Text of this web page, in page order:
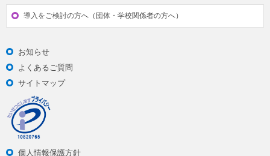
導入をご検討の方へ（団体・学校関係者の方へ）
お知らせ
よくあるご質問
サイトマップ
個人情報保護方針